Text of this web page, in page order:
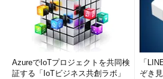
AzureでIoTプロジェクトを共同検
証する「IoTビジネス共創ラボ」
「
ぞき